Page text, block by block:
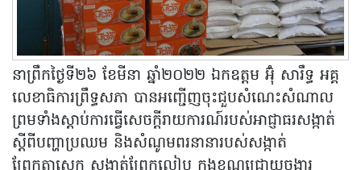
នាព្រឹកថ្ងៃទី២៦ ខែមីនា ឆ្នាំ២០២២ ឯកឧត្តម អ៊ុំ សារឹទ្ធ អគ្គ
លេខាធិការព្រឹទ្ធសភា បានអញ្ជើញចុះជួបសំណេះសំណាល
ព្រមទាំងស្តាប់ការធ្វើសេចក្តីរាយការណ៍របស់អាជ្ញាធរសង្កាត់
ស្តីពីបញ្ហាប្រឈម និងសំណូមពរនានារបស់សង្កាត់